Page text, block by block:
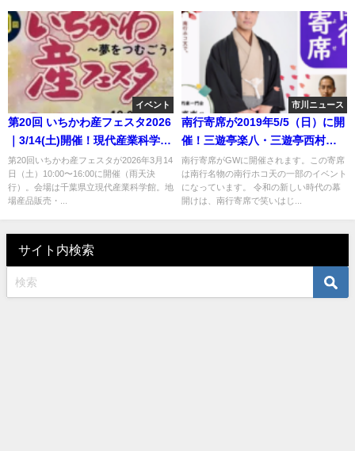
イベント
第20回 いちかわ産フェスタ2026
｜3/14(土)開催！現代産業科学館
で地場産品・技術・体験イベン
ト
第20回いちかわ産フェスタが2026年3月14
日（土）10:00〜16:00に開催（雨天決
行）。会場は千葉県立現代産業科学館。地
場産品販売・...
市川ニュース
南行寄席が2019年5/5（日）に開
催！三遊亭楽八・三遊亭西村が
登場！
南行寄席がGWに開催されます。この寄席
は南行名物の南行ホコ天の一部のイベント
になっています。 令和の新しい時代の幕
開けは、南行寄席で笑いはじ...
サイト内検索